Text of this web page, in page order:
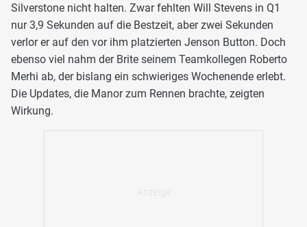
Silverstone nicht halten. Zwar fehlten Will Stevens in Q1
nur 3,9 Sekunden auf die Bestzeit, aber zwei Sekunden
verlor er auf den vor ihm platzierten Jenson Button. Doch
ebenso viel nahm der Brite seinem Teamkollegen Roberto
Merhi ab, der bislang ein schwieriges Wochenende erlebt.
Die Updates, die Manor zum Rennen brachte, zeigten
Wirkung.